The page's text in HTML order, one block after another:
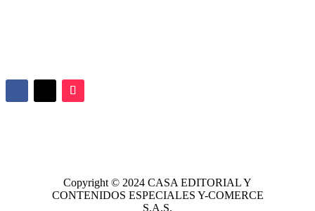
Copyright © 2024 CASA EDITORIALY
CONTENIDOS ESPECIALES Y-COMERCE
S.A.S.